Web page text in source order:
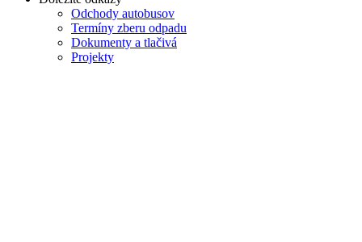
Odchody autobusov
Termíny zberu odpadu
Dokumenty a tlačivá
Projekty